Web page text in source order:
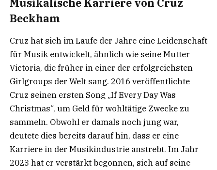
Beckham
Cruz hat sich im Laufe der Jahre eine Leidenschaft
für Musik entwickelt, ähnlich wie seine Mutter
Victoria, die früher in einer der erfolgreichsten
Girlgroups der Welt sang. 2016 veröffentlichte
Cruz seinen ersten Song „If Every Day Was
Christmas“, um Geld für wohltätige Zwecke zu
sammeln. Obwohl er damals noch jung war,
deutete dies bereits darauf hin, dass er eine
Karriere in der Musikindustrie anstrebt. Im Jahr
2023 hat er verstärkt begonnen, sich auf seine